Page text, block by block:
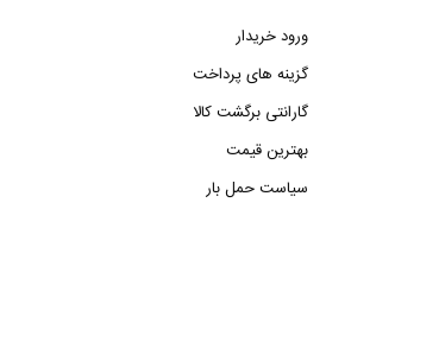
ورود خریدار
گزینه های پرداخت
گارانتی برگشت کالا
بهترین قیمت
سیاست حمل بار